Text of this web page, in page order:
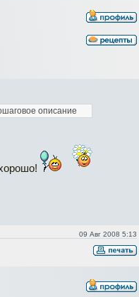
описание
09 Авг 2008 5:13